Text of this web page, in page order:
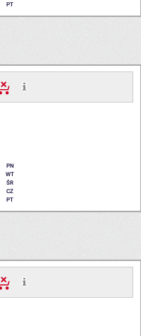
PT
PN
WT
ŚR
CZ
PT